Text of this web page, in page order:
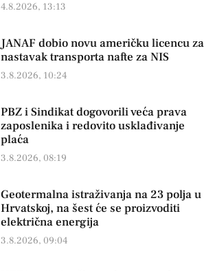
4.8.2026, 13:13
JANAF dobio novu američku licencu za
nastavak transporta nafte za NIS
3.8.2026, 10:24
PBZ i Sindikat dogovorili veća prava
zaposlenika i redovito usklađivanje
plaća
3.8.2026, 08:19
Geotermalna istraživanja na 23 polja u
Hrvatskoj, na šest će se proizvoditi
električna energija
3.8.2026, 09:04